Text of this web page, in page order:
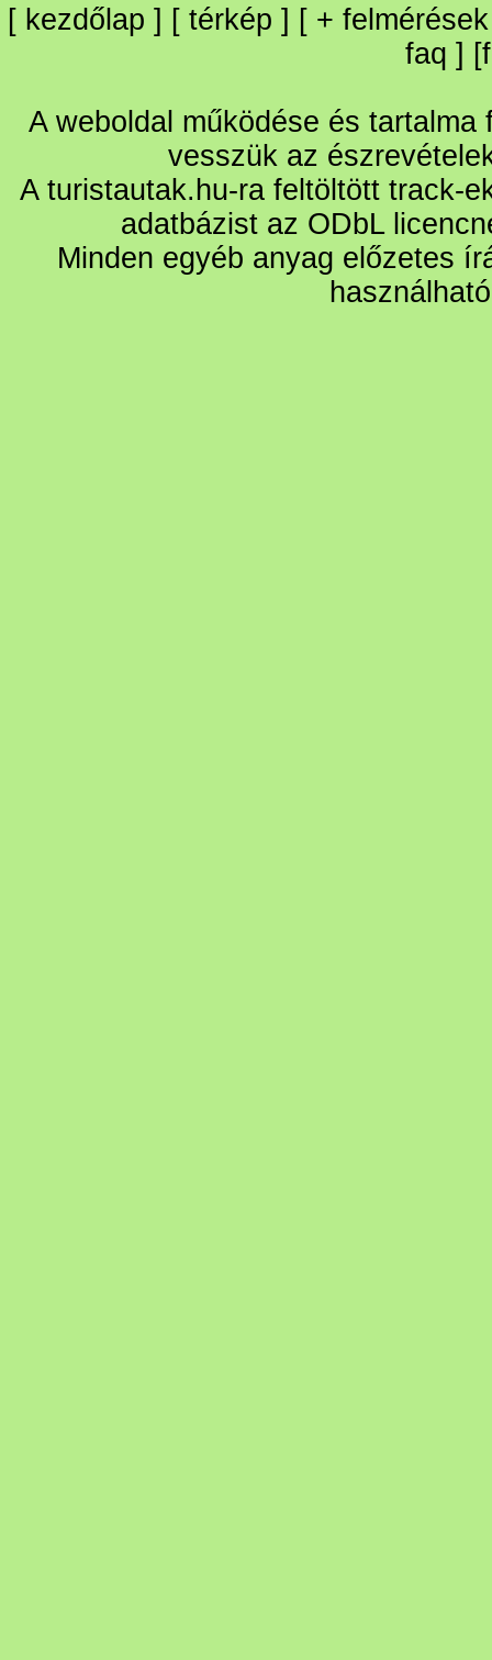
[ kezdőlap ] [ térkép ] [ + felmérések
faq ] [
A weboldal működése és
vesszük az
A turistautak.hu-ra feltöltött track-
adatbázist az ODbL
Minden egyéb anyag előzetes